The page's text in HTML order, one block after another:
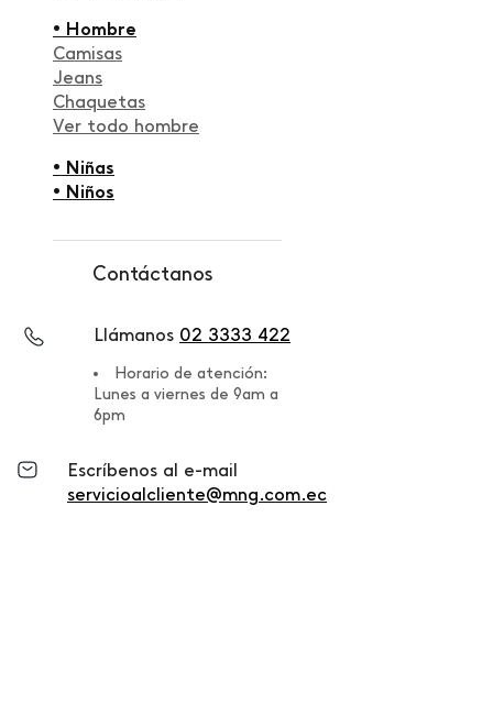
• Hombre
Camisas
Jeans
Chaquetas
Ver todo hombre
• Niñas
• Niños
Contáctanos
Llámanos 02 3333 422
Horario de atención:
Lunes a viernes de 9am a
6pm
Escríbenos al e-mail
servicioalcliente@mng.com.ec